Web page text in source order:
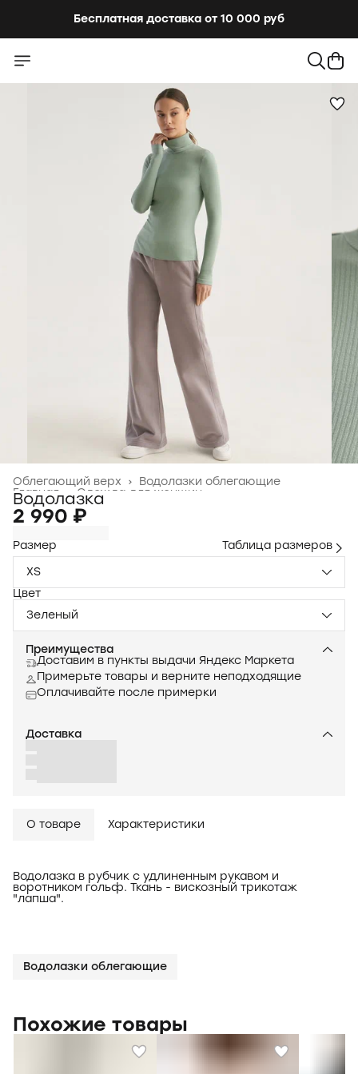
Бесплатная доставка от 10 000 руб
Водолазки облегающие
Облегающий верх ›
Одежда для женщин
Главная ›
Водолазка
2 990 ₽
Размер
Таблица размеров
XS
Цвет
Зеленый
Преимущества
Доставим в пункты выдачи Яндекс Маркета
Примерьте товары и верните неподходящие
Оплачивайте после примерки
Доставка
О товаре Характеристики
Водолазка в рубчик с удлиненным рукавом и
воротником гольф. Ткань - вискозный трикотаж
"лапша".
Водолазки облегающие
Похожие товары